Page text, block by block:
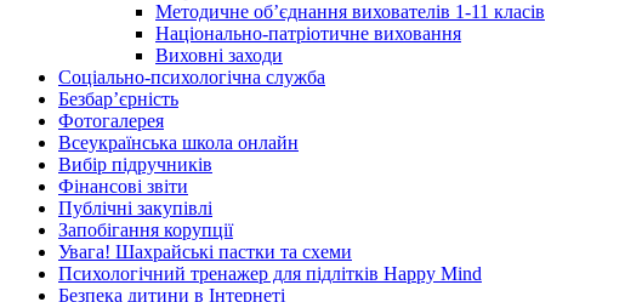
Методичне об’єднання вихователів 1-11 класів
Національно-патріотичне виховання
Виховні заходи
Соціально-психологічна служба
Безбар’єрність
Фотогалерея
Всеукраїнська школа онлайн
Вибір підручників
Фінансові звіти
Публічні закупівлі
Запобігання корупції
Увага! Шахрайські пастки та схеми
Психологічний тренажер для підлітків Happy Mind
Безпека дитини в Інтернеті